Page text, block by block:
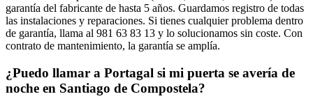
garantía del fabricante de hasta 5 años. Guardamos registro de todas
las instalaciones y reparaciones. Si tienes cualquier problema dentro
de garantía, llama al 981 63 83 13 y lo solucionamos sin coste. Con
contrato de mantenimiento, la garantía se amplía.
¿Puedo llamar a Portagal si mi puerta se avería de
noche en Santiago de Compostela?